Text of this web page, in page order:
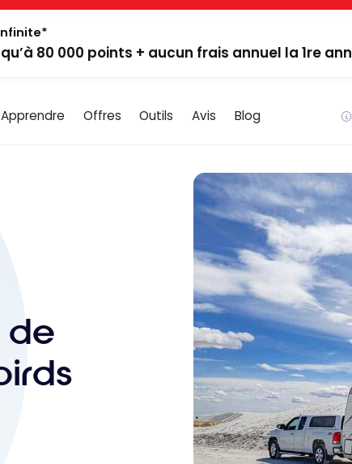
80 000 points + aucun frais annuel la 1re
Apprendre Offres Outils Avis Blog
de